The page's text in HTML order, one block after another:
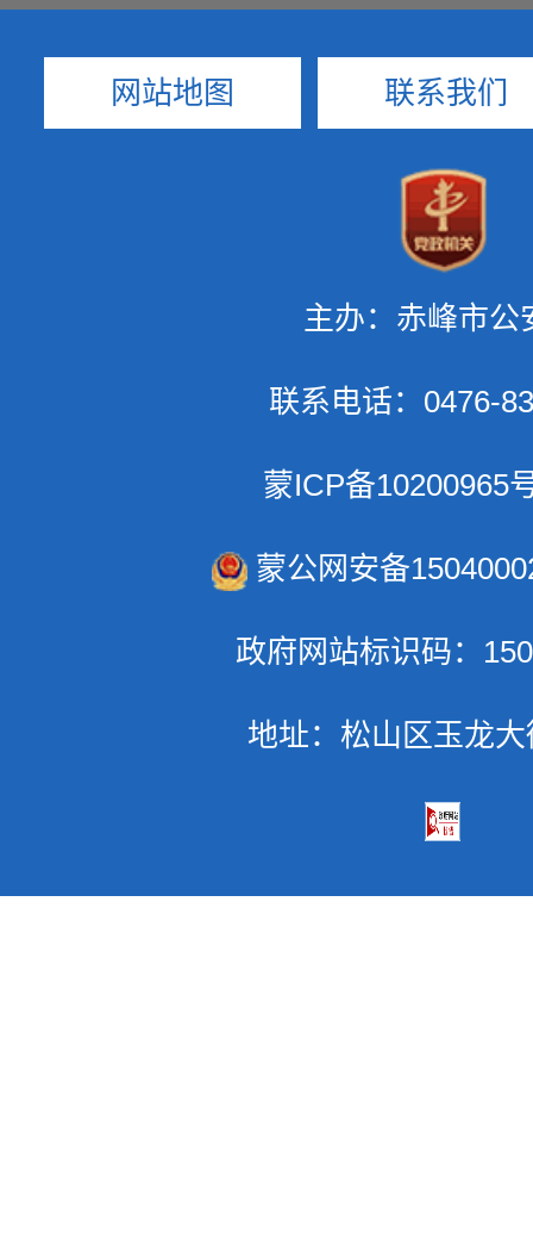
网站地图 联系我们
主办：赤峰市公
联系电话：0476-
蒙ICP备10200965
蒙公网安备
政府网站标识码：
地址：松山区玉龙